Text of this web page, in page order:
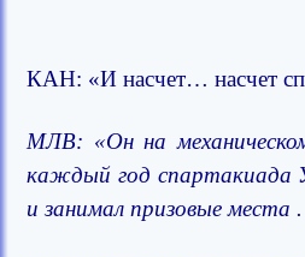
КАН: «И насчет… насчет
МЛВ: «Он на
каждый год спартакиада
и занимал призовые места